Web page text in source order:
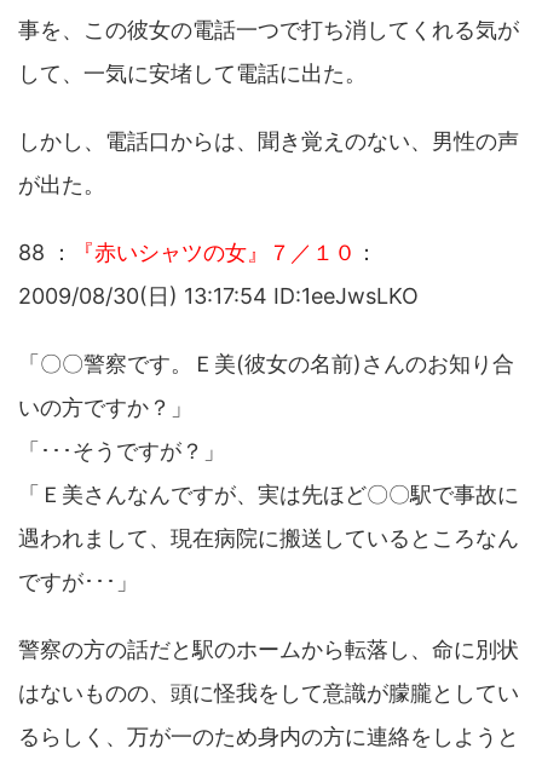
事を、この彼女の電話一つで打ち消してくれる気が
して、一気に安堵して電話に出た。
しかし、電話口からは、聞き覚えのない、男性の声
が出た。
88 ： 『赤いシャツの女』７／１０ ：
2009/08/30(日) 13:17:54 ID:1eeJwsLKO
「〇〇警察です。Ｅ美(彼女の名前)さんのお知り合
いの方ですか？」
「･･･そうですが？」
「Ｅ美さんなんですが、実は先ほど〇〇駅で事故に
遇われまして、現在病院に搬送しているところなん
ですが･･･」
警察の方の話だと駅のホームから転落し、命に別状
はないものの、頭に怪我をして意識が朦朧としてい
るらしく、万が一のため身内の方に連絡をしようと